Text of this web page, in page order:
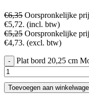
€6,35 Oorspronkelijke
€5,72. (incl. btw)
€5,25 Oorspronkelijke
€4,73. (excl. btw)
Plat bord 20,25 cm
Toevoegen aan